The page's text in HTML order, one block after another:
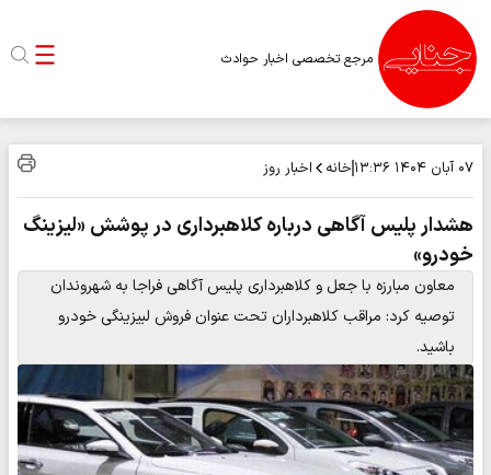
مرجع تخصصی اخبار حوادث
۰۷ آبان ۱۴۰۴ ۱۳:۳۶ خانه اخبار روز
هشدار پلیس آگاهی درباره کلاهبرداری در پوشش «لیزینگ
خودرو»
معاون مبارزه با جعل و کلاهبرداری پلیس آگاهی فراجا به شهروندان
توصیه کرد: مراقب کلاهبرداران تحت عنوان فروش لبیزینگی خودرو
باشید.